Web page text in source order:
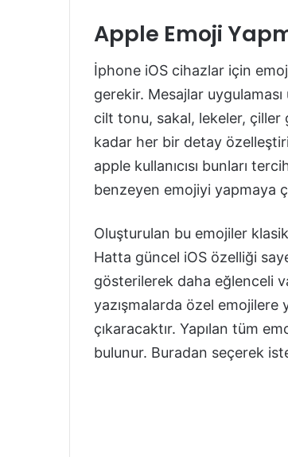
Apple Emoji
İphone iOS cihazlar için
gerekir. Mesajlar
cilt tonu, sakal, lekeler,
kadar her bir detay
apple kullanıcısı bunları
benzeyen emojiyi yapmaya
Oluşturulan bu emojiler
Hatta güncel iOS özelliği
gösterilerek daha eğlenceli
yazışmalarda özel emojilere
çıkaracaktır. Yapılan tüm
bulunur. Buradan seçerek